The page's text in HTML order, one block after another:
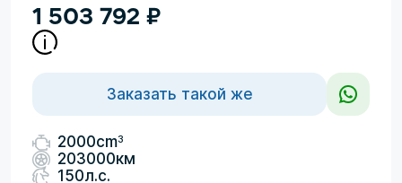
1 503 792 ₽
Заказать такой же
2000cm3
203000км
150л.с.